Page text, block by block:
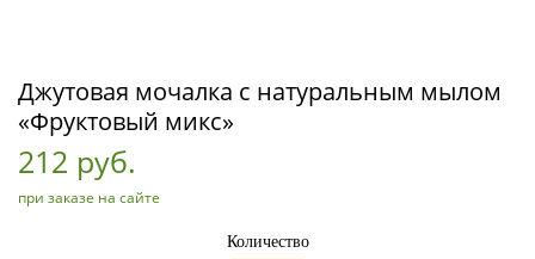
Джутовая мочалка с натуральным мылом
«Фруктовый микс»
212 руб.
при заказе на сайте
Количество